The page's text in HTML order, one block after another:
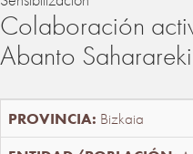
Colaboración
Abanto
Bizkaia